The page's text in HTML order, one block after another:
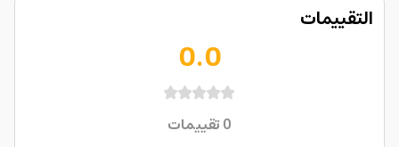
التقييمات
0.0
0تقييمات